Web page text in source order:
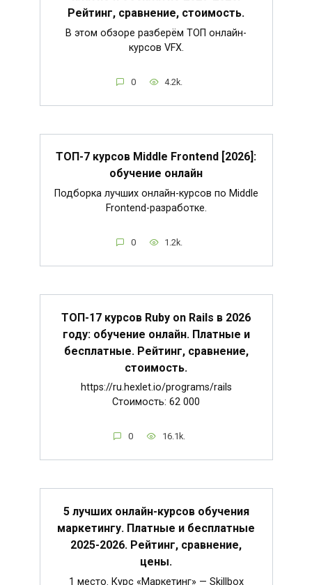
Рейтинг, сравнение, стоимость.
В этом обзоре разберём ТОП онлайн-
курсов VFX.
0 4.2k.
ТОП-7 курсов Middle Frontend [2026]:
обучение онлайн
Подборка лучших онлайн-курсов по Middle
Frontend-разработке.
0 1.2k.
ТОП-17 курсов Ruby on Rails в 2026
году: обучение онлайн. Платные и
бесплатные. Рейтинг, сравнение,
стоимость.
https://ru.hexlet.io/programs/rails
Стоимость: 62 000
0 16.1k.
5 лучших онлайн-курсов обучения
маркетингу. Платные и бесплатные
2025-2026. Рейтинг, сравнение,
цены.
1 место. Курс «Маркетинг» — Skillbox